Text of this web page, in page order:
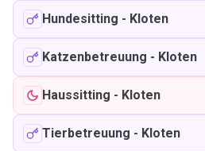
Hundesitting - Kloten
Katzenbetreuung - Kloten
Haussitting - Kloten
Tierbetreuung - Kloten